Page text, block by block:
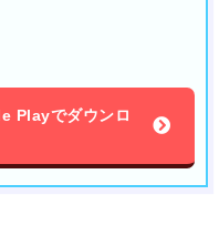
Playでダウンロ